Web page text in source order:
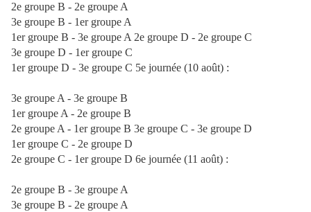
2e groupe B - 2e groupe A
3e groupe B - 1er groupe A
1er groupe B - 3e groupe A 2e groupe D - 2e groupe C
3e groupe D - 1er groupe C
1er groupe D - 3e groupe C 5e journée (10 août) :
3e groupe A - 3e groupe B
1er groupe A - 2e groupe B
2e groupe A - 1er groupe B 3e groupe C - 3e groupe D
1er groupe C - 2e groupe D
2e groupe C - 1er groupe D 6e journée (11 août) :
2e groupe B - 3e groupe A
3e groupe B - 2e groupe A